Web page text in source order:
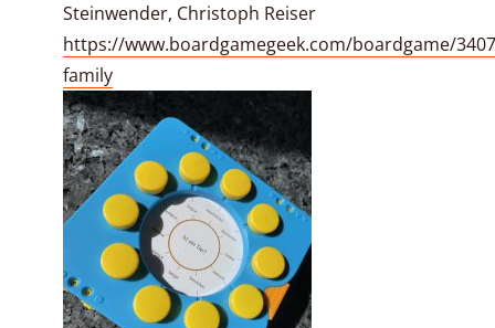
Steinwender, Christoph Reiser
https://www.boardgamegeek.com/boardgame/
family